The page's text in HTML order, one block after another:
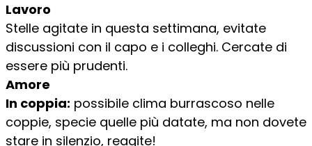
Lavoro
Stelle agitate in questa settimana, evitate
discussioni con il capo e i colleghi. Cercate di
essere più prudenti.
Amore
In coppia: possibile clima burrascoso nelle
coppie, specie quelle più datate, ma non dovete
stare in silenzio, reagite!